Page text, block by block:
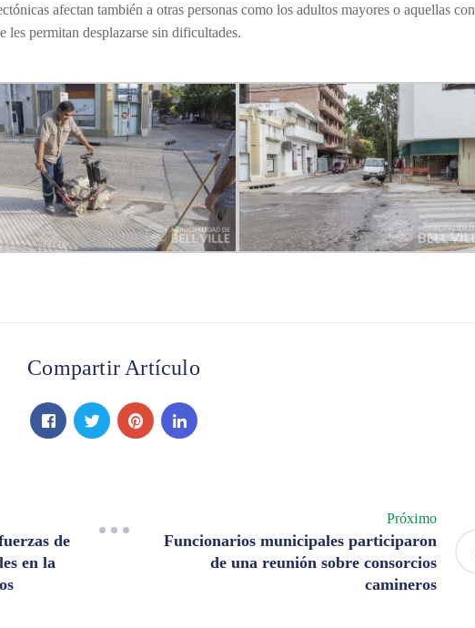
afectan también a otras personas como los adultos mayores o aquellas con
les permitan desplazarse sin dificultades.
Compartir Artículo
de
en la
Próximo
Funcionarios municipales participaron
de una reunión sobre consorcios
camineros